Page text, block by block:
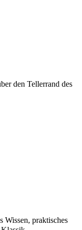
den Tellerrand des
Wissen, praktisches